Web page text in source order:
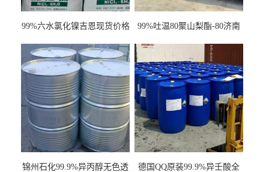
99%六水氯化镍吉恩现货价格
99%吐温80聚山梨酯-80济南
锦州石化99.9%异丙醇无色透
德国QQ原装99.9%异壬酸全